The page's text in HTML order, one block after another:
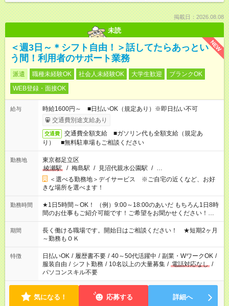
掲載日：2026.08.08
未読
NEW
＜週3日～＊シフト自由！＞話してたらあっとい
う間！利用者のサポート業務
派遣 職種未経験OK 社会人未経験OK 大学生歓迎
ブランクOK
WEB登録・面接OK
給与
時給1600円～ ■日払いOK（規定あり）※即日払い不可
交通費別途支給あり
交通費
交通費全額支給 ■ガソリン代も全額支給（規定あ
り） ■無料駐車場もご相談ください
勤務地
東京都足立区
綾瀬駅
/ 梅島駅 / 見沼代親水公園駅 / …
＜選べる勤務地＞デイサービス ※ご自宅の近くなど、お好
きな場所を選べます！
勤務時間
★1日5時間～OK！ （例）9:00～18:00のあいだ もちろん1日8時
間のお仕事もご紹介可能です！ご希望をお聞かせください！★家
庭の都合でお休みが必要な場合も遠慮なくご相談ください。 ※
週最低15時間以上の勤務が必要です
期間
長く働ける職場です。開始日はご相談ください！ ★短期2ヶ月
～勤務もＯＫ
特徴 日払いOK / 履歴書不要 / 40～50代活躍中 / 副業・WワークOK /
服装自由 / シフト勤務 / 10名以上の大量募集 / 電話対応なし /
パソコンスキル不要
気になる！ 応募する 詳細へ